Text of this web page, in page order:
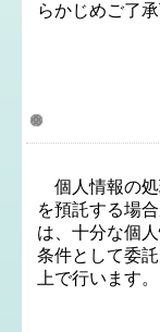
らかじめご了承
個人情報の処
を預託する場
は、十分な個
条件として委
上で行います。